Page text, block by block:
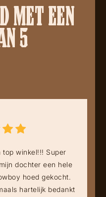
MET EEN
5
top winkel!!! Super
dochter een hele
hoed gekocht.
hartelijk bedankt